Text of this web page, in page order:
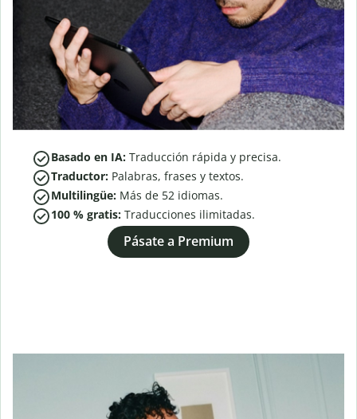
Basado en IA: Traducción rápida y precisa.
Traductor: Palabras, frases y textos.
Multilingüe: Más de 52 idiomas.
100 % gratis: Traducciones ilimitadas.
Pásate a Premium